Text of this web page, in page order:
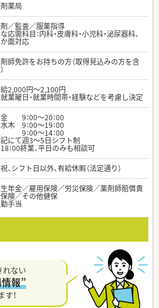
薬局
／監査／服薬指導
応需科目：内科・皮膚科・小児科・泌尿器科、
面対応
師免許をお持ちの方（取得見込みの方を含
2,000円～2,100円
業曜日・就業時間帯・経験などを考慮し決定
9：00～20：00
木 9：00～19：00
9：00～14：00
にて週3～5日シフト制
：00終業、平日のみも相談可
、シフト日以外、有給休暇（法定通り）
年金／雇用保険／労災保険／薬剤師賠償責
険／その他健保
手当
れない
報”
！